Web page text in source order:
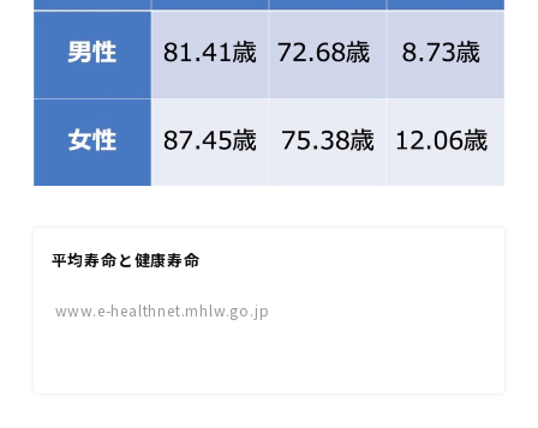
平均寿命と健康寿命
www.e-healthnet.mhlw.go.jp